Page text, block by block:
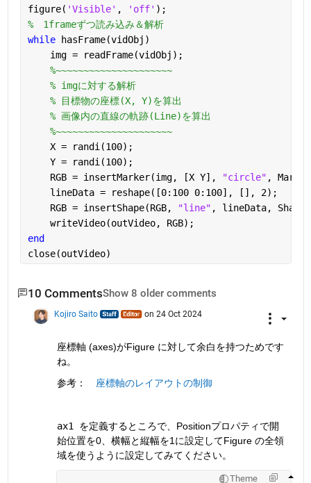
figure( 'Visible' , 'off' );
%　1frameずつ読み込み＆解析
while hasFrame(vidObj)
    img = readFrame(vidObj);
%~~~~~~~~~~~~~~~~~~~~~
% imgに対する解析
% 目標物の座標(X, Y)を算出
% 画像内の直線の軌跡(Line)を算出
%~~~~~~~~~~~~~~~~~~~~~
    X = randi(100);
    Y = randi(100);
    RGB = insertMarker(img, [X Y],
"circle" ,
    lineData = reshape([0:100 0:100], [], 2);
    RGB = insertShape(RGB,
"line" , lineData,
    writeVideo(outVideo, RGB);
end
close(outVideo)
10 CommentsShow 8 older comments
Kojiro Saito on 24 Oct 2024
座標軸 (axes)がFigure に対して余白を持つためです
ね。
参考： 座標軸のレイアウトの制御
ax1 を定義するところで、Positionプロパティで開
始位置を0、横幅と縦幅を1に設定してFigure の全領
域を使うように設定してみてください。
Theme